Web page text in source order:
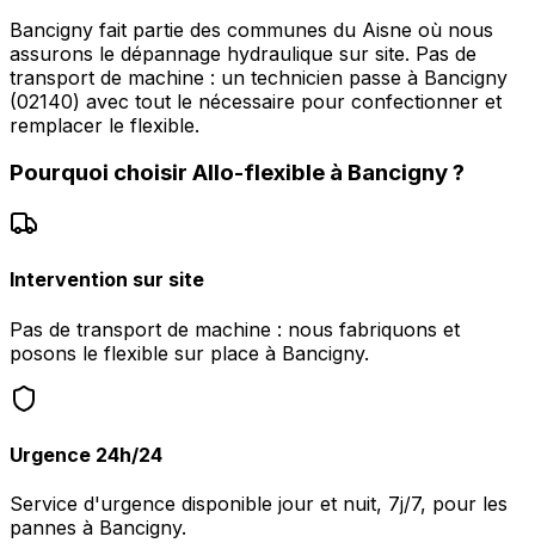
Bancigny fait partie des communes du Aisne où nous
assurons le dépannage hydraulique sur site. Pas de
transport de machine : un technicien passe à Bancigny
(02140) avec tout le nécessaire pour confectionner et
remplacer le flexible.
Pourquoi choisir Allo-flexible à Bancigny?
Intervention sur site
Pas de transport de machine : nous fabriquons et
posons le flexible sur place à Bancigny.
Urgence 24h/24
Service d'urgence disponible jour et nuit, 7j/7, pour les
pannes à Bancigny.